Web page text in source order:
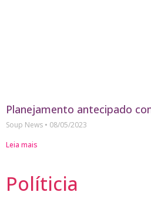
Planejamento antecipado
Soup News
08/05/2023
Leia mais
Políticia